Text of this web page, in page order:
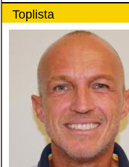
ärligt och handlar om
upplevelser och historier
från en ung mans liv
Toplista